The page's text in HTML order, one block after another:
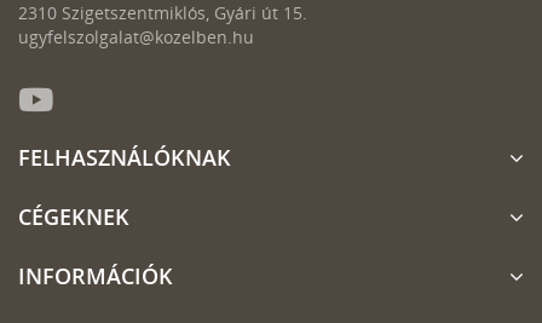
2310 Szigetszentmiklós, Gyári út 15.
ugyfelszolgalat@kozelben.hu
FELHASZNÁLÓKNAK
CÉGEKNEK
INFORMÁCIÓK